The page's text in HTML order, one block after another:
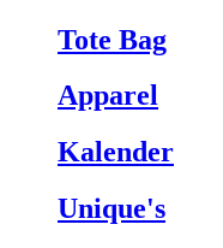
Tote Bag
Apparel
Kalender
Unique's